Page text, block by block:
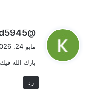
ي
ل
@kamalmohammad5945
مايو 24, 2026 الساعة 7:39 م
بارك الله فيك
رد